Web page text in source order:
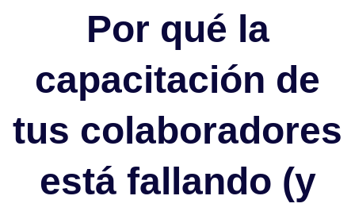
Por qué la
capacitación de
tus colaboradores
está fallando (y